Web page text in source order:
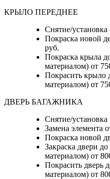
КРЫЛО ПЕРЕДНЕЕ
Снятие/установка
Покраска новой
руб.
Покраска крыла
материалом) от
Покрасить крыло
материалом) от
ДВЕРЬ БАГАЖНИКА
Снятие/
Замена элемента
Покраска новой
Закраска двери
материалом) от
Покрасить дверь
материалом) от